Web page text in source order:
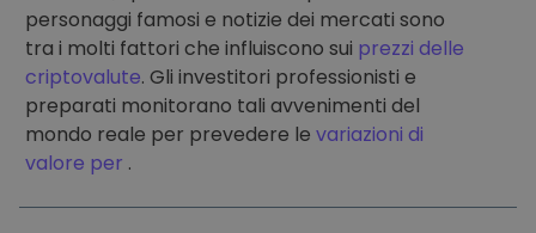
personaggi famosi e notizie dei mercati sono
tra i molti fattori che influiscono sui prezzi delle
criptovalute. Gli investitori professionisti e
preparati monitorano tali avvenimenti del
mondo reale per prevedere le variazioni di
valore per .